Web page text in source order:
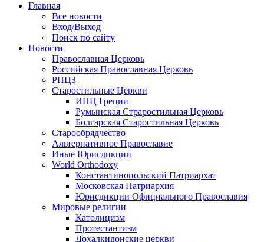
Главная
Все новости
Вход/Выход
Поиск по сайту
Новости
Православная Церковь
Российская Православная Церковь
РПЦЗ
Старостильные Церкви
ИПЦ Греции
Румынская Страростильная Церковь
Болгарская Старостильная Церковь
Старообрядчество
Альтернативное Православие
Иные Юрисдикции
World Orthodoxy
Константинопольский Патриархат
Московская Патриархия
Юрисдикции Официального Православия
Мировые религии
Католицизм
Протестантизм
Дохалкидонские церкви